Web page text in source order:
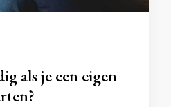
als je een eigen